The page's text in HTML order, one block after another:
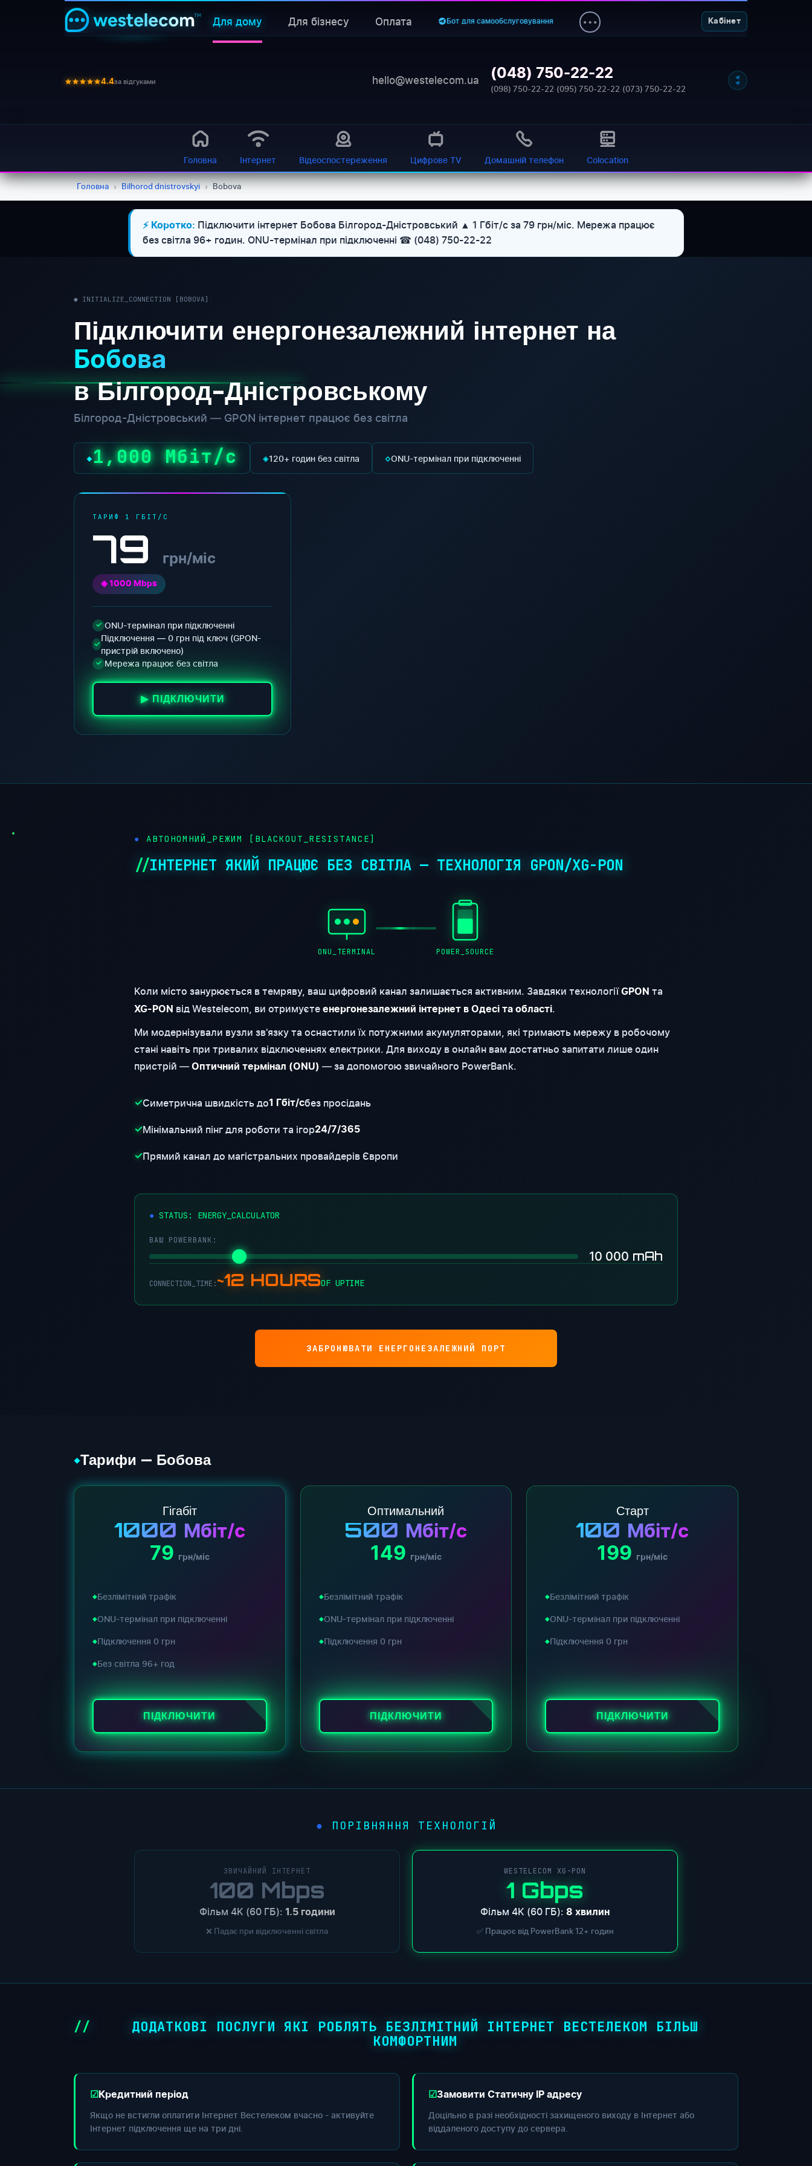
Для дому Для бізнесу Оплата Бот для самообслуговування Кабінет
4.4за відгуками hello@westelecom.ua (048) 750-22-22
(098) 750-22-22·(095) 750-22-22·(073) 750-22-22
Головна Інтернет Відеоспостереження Цифрове TV Домашній телефон Colocation
Головна › Bilhorod dnistrovskyi › Bobova
⚡ Коротко: Підключити інтернет Бобова Білгород-Дністровський ▲ 1 Гбіт/с за 79 грн/міс. Мережа працює
без світла 96+ годин. ONU-термінал при підключенні ☎ (048) 750-22-22
NETWORK_STATUS: ONLINE
● INITIALIZE_CONNECTION [BOBOVA]
Підключити енергонезалежний інтернет на
Бобова
в Білгород-Дністровському
Білгород-Дністровський — GPON інтернет працює без світла
◆1,000 Мбіт/с ◈120+ годин без світла ◇ONU-термінал при підключенні
ТАРИФ 1 ГБІТ/С
79 грн/міс
◈ 1000 Mbps
✓ ONU-термінал при підключенні
✓
Підключення — 0 грн під ключ (GPON-
пристрій включено)
✓ Мережа працює без світла
▶ ПІДКЛЮЧИТИ
● АВТОНОМНИЙ_РЕЖИМ [BLACKOUT_RESISTANCE]
ІНТЕРНЕТ ЯКИЙ ПРАЦЮЄ БЕЗ СВІТЛА — ТЕХНОЛОГІЯ GPON/XG-PON
ONU_TERMINAL POWER_SOURCE
Коли місто занурюється в темряву, ваш цифровий канал залишається активним. Завдяки технологіїGPON та
XG-PON від Westelecom, ви отримуєте енергонезалежний інтернет в Одесі та області.
Ми модернізували вузли зв'язку та оснастили їх потужними акумуляторами, які тримають мережу в робочому
стані навіть при тривалих відключеннях електрики. Для виходу в онлайн вам достатньо запитати лише один
пристрій — Оптичний термінал (ONU) — за допомогою звичайного PowerBank.
✓Симетрична швидкість до1 Гбіт/сбез просідань
✓Мінімальний пінг для роботи та ігор24/7/365
✓Прямий канал до магістральних провайдерів Європи
● STATUS: ENERGY_CALCULATOR
ВАШ POWERBANK:
10 000 mAh
CONNECTION_TIME:~12 HOURSOF UPTIME
ЗАБРОНЮВАТИ ЕНЕРГОНЕЗАЛЕЖНИЙ ПОРТ
◆Тарифи — Бобова
Гігабіт
1000 Мбіт/с
79 грн/міс
Безлімітний трафік
ONU-термінал при підключенні
Підключення 0 грн
Без світла 96+ год
ПІДКЛЮЧИТИ
Оптимальний
500 Мбіт/с
149 грн/міс
Безлімітний трафік
ONU-термінал при підключенні
Підключення 0 грн
ПІДКЛЮЧИТИ
Старт
100 Мбіт/с
199 грн/міс
Безлімітний трафік
ONU-термінал при підключенні
Підключення 0 грн
ПІДКЛЮЧИТИ
● ПОРІВНЯННЯ ТЕХНОЛОГІЙ
ЗВИЧАЙНИЙ ІНТЕРНЕТ
100 Mbps
Фільм 4K (60 ГБ): 1.5 години
❌ Падає при відключенні світла
WESTELECOM XG-PON
1 Gbps
Фільм 4K (60 ГБ): 8 хвилин
✅ Працює від PowerBank 12+ годин
ДОДАТКОВІ ПОСЛУГИ ЯКІ РОБЛЯТЬ БЕЗЛІМІТНИЙ ІНТЕРНЕТ ВЕСТЕЛЕКОМ БІЛЬШ
КОМФОРТНИМ
Кредитний період
Якщо не встигли оплатити Інтернет Вестелеком вчасно - активуйте
Інтернет підключення ще на три дні.
Замовити Статичну IP адресу
Доцільно в разі необхідності захищеного виходу в Інтернет або
віддаленого доступу до сервера.